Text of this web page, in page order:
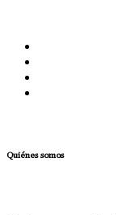
Quiénes somos